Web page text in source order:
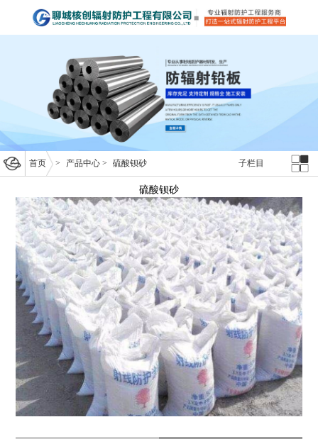
首页 > 产品中心 > 硫酸钡砂 子栏目
硫酸钡砂